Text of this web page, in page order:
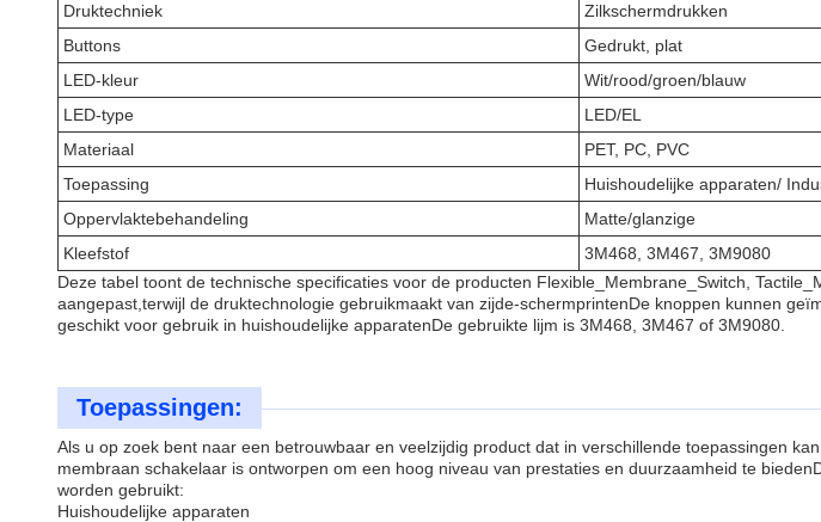
Druktechniek
Zilkschermdrukken
Buttons
Gedrukt, plat
LED-kleur
Wit/rood/groen/blauw
LED-type
LED/EL
Materiaal
PET, PC, PVC
Toepassing
Huishoudelijke apparaten/
Oppervlaktebehandeling
Matte/glanzige
Kleefstof
3M468, 3M467, 3M9080
Deze tabel toont de technische specificaties voor de producten Flexible_Membrane_Switch,
aangepast,terwijl de druktechnologie gebruikmaakt van zijde-schermprintenDe knoppen kunnen
geschikt voor gebruik in huishoudelijke apparatenDe gebruikte lijm is 3M468, 3M467 of 3M9080.
Toepassingen:
Als u op zoek bent naar een betrouwbaar en veelzijdig product dat in verschillende toepassingen
membraan schakelaar is ontworpen om een hoog niveau van prestaties en duurzaamheid te
worden gebruikt:
Huishoudelijke apparaten